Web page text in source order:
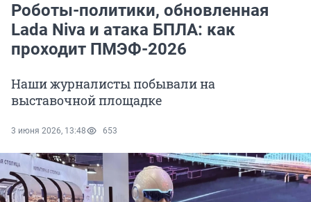
Роботы-политики, обновленная
Lada Niva и атака БПЛА: как
проходит ПМЭФ-2026
Наши журналисты побывали на
выставочной площадке
3 июня 2026, 13:48 653